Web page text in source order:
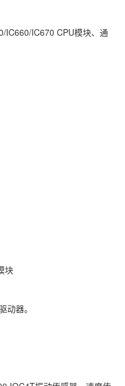
IC660/IC670 CPU模块、通
块
动器。